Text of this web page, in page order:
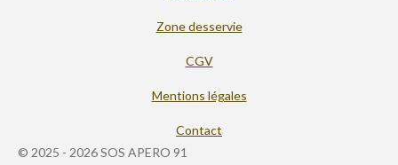
Zone desservie
CGV
Mentions légales
Contact
© 2025 - 2026 SOS APERO 91